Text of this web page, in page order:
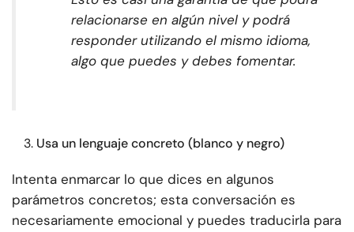
relacionarse en algún nivel y podrá
responder utilizando el mismo idioma,
algo que puedes y debes fomentar.
Usa un lenguaje concreto (blanco y negro)
Intenta enmarcar lo que dices en algunos
parámetros concretos; esta conversación es
necesariamente emocional y puedes traducirla para